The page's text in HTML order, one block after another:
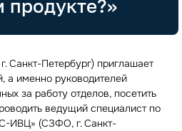
Петербург) приглашает
а именно руководителей
за работу отделов, посетить
ведущий специалист по
ИВЦ» (СЗФО, г. Санкт-